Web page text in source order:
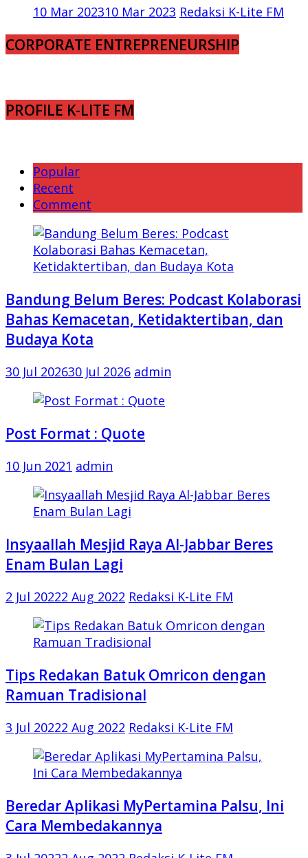
10 Mar 202310 Mar 2023 Redaksi K-Lite FM
CORPORATE ENTREPRENEURSHIP
PROFILE K-LITE FM
Popular
Recent
Comment
Bandung Belum Beres: Podcast Kolaborasi
Bahas Kemacetan, Ketidaktertiban, dan
Budaya Kota
30 Jul 202630 Jul 2026 admin
Post Format : Quote
10 Jun 2021 admin
Insyaallah Mesjid Raya Al-Jabbar Beres
Enam Bulan Lagi
2 Jul 20222 Aug 2022 Redaksi K-Lite FM
Tips Redakan Batuk Omricon dengan
Ramuan Tradisional
3 Jul 20222 Aug 2022 Redaksi K-Lite FM
Beredar Aplikasi MyPertamina Palsu, Ini
Cara Membedakannya